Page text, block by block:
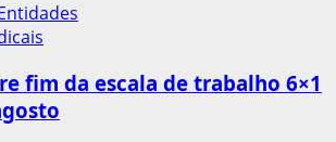
fim da escala de trabalho 6×1